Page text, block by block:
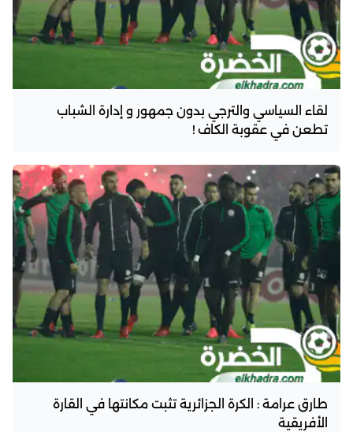
لقاء السياسي والترجي بدون جمهور و إدارة الشباب
تطعن في عقوبة الكاف !
طارق عرامة : الكرة الجزائرية تثبت مكانتها في القارة
الأفريقية